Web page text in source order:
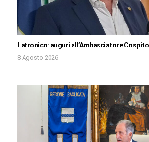
Latronico: auguri all’Ambasciatore Cospito
8 Agosto 2026